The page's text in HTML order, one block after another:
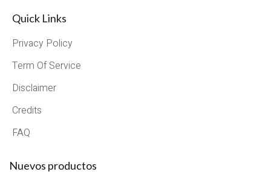
Quick Links
Privacy Policy
Term Of Service
Disclaimer
Credits
FAQ
Nuevos productos